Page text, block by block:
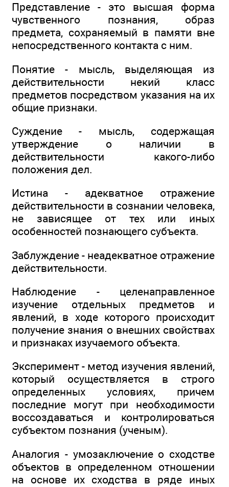
Представление - это высшая форма
чувственного познания, образ
предмета, сохраняемый в памяти вне
непосредственного контакта с ним.
Понятие - мысль, выделяющая из
действительности некий класс
предметов посредством указания на их
общие признаки.
Суждение - мысль, содержащая
утверждение о наличии в
действительности какого-либо
положения дел.
Истина - адекватное отражение
действительности в сознании человека,
не зависящее от тех или иных
особенностей познающего субъекта.
Заблуждение - неадекватное отражение
действительности.
Наблюдение - целенаправленное
изучение отдельных предметов и
явлений, в ходе которого происходит
получение знания о внешних свойствах
и признаках изучаемого объекта.
Эксперимент - метод изучения явлений,
который осуществляется в строго
определенных условиях, причем
последние могут при необходимости
воссоздаваться и контролироваться
субъектом познания (ученым).
Аналогия - умозаключение о сходстве
объектов в определенном отношении
на основе их сходства в ряде иных